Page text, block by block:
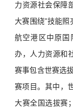
力资源社会保障
大赛围绕"技能照
航空港区中原国
办，人力资源和
赛事包含世赛选
赛项目。其中，
大赛全国选拔赛